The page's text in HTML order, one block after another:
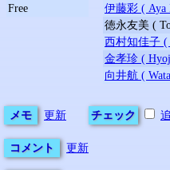
Free
伊藤彩 ( Aya
徳永友美 (
西村知佳子 (
金孝珍 (
向井航 (
メモ 更新 チェック
コメント 更新